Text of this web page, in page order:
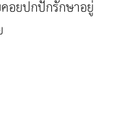
อยปกปักรักษาอยู่